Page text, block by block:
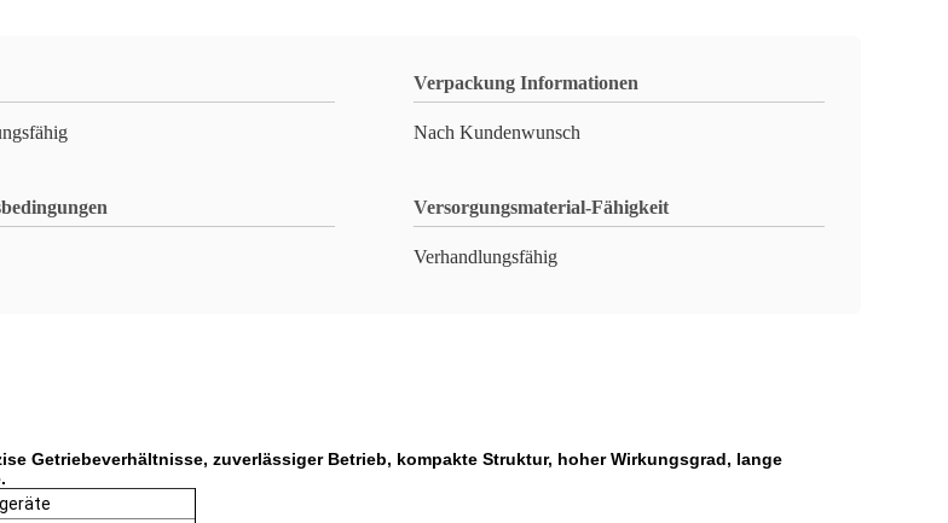
Verpackung Informationen
Nach Kundenwunsch
Versorgungsmaterial-Fähigkeit
Verhandlungsfähig
Getriebeverhältnisse, zuverlässiger Betrieb, kompakte Struktur, hoher Wirkungsgrad, lange